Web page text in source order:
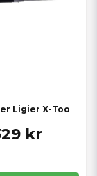
Ligier X-Too
kr